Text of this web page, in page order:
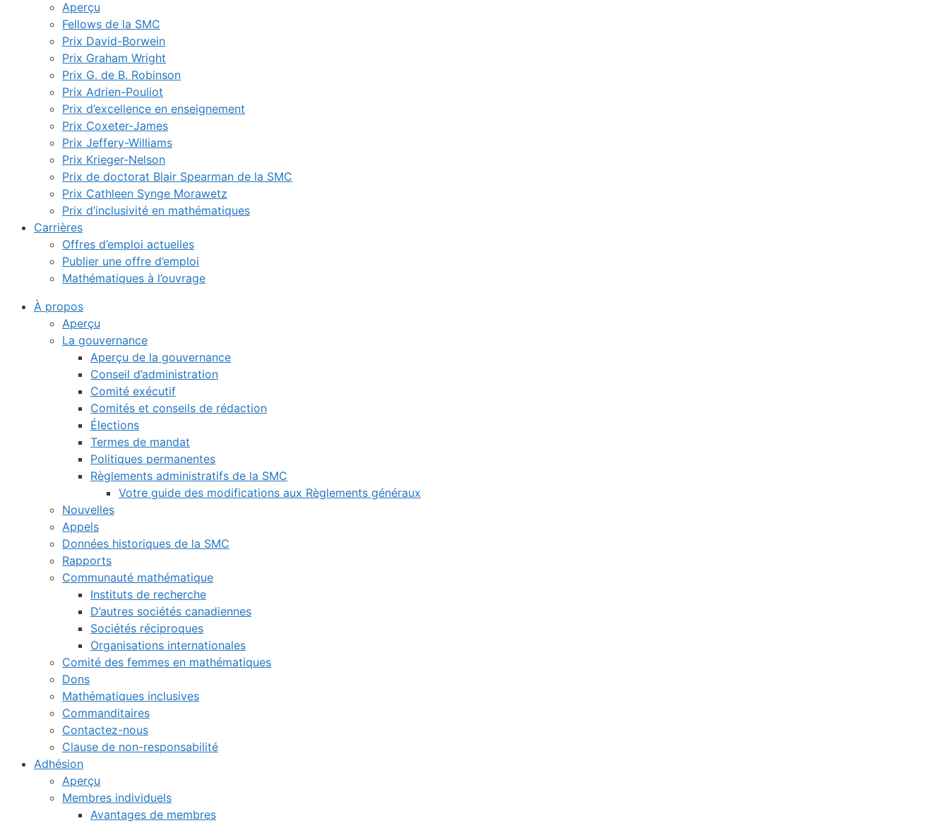
Aperçu
Fellows de la SMC
Prix David-Borwein
Prix Graham Wright
Prix G. de B. Robinson
Prix Adrien-Pouliot
Prix d’excellence en enseignement
Prix Coxeter-James
Prix Jeffery-Williams
Prix Krieger-Nelson
Prix de doctorat Blair Spearman de la SMC
Prix Cathleen Synge Morawetz
Prix d’inclusivité en mathématiques
Carrières
Offres d’emploi actuelles
Publier une offre d’emploi
Mathématiques à l’ouvrage
À propos
Aperçu
La gouvernance
Aperçu de la gouvernance
Conseil d’administration
Comité exécutif
Comités et conseils de rédaction
Élections
Termes de mandat
Politiques permanentes
Règlements administratifs de la SMC
Votre guide des modifications aux Règlements généraux
Nouvelles
Appels
Données historiques de la SMC
Rapports
Communauté mathématique
Instituts de recherche
D’autres sociétés canadiennes
Sociétés réciproques
Organisations internationales
Comité des femmes en mathématiques
Dons
Mathématiques inclusives
Commanditaires
Contactez-nous
Clause de non-responsabilité
Adhésion
Aperçu
Membres individuels
Avantages de membres